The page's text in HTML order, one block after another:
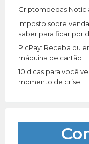
Criptomoedas
Imposto sobre
saber para ficar por
PicPay: Receba ou
máquina de cartão
10 dicas para você
momento de crise